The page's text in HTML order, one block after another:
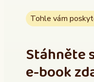
Tohle vám
Stáhněte
e-book